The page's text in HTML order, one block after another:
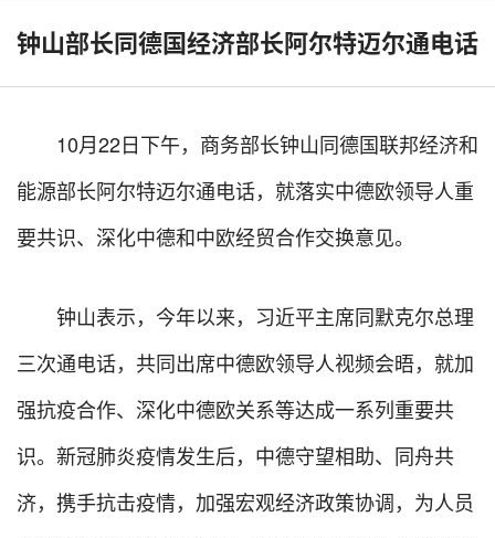
钟山部长同德国经济部长阿尔特迈尔通电话
10月22日下午，商务部长钟山同德国联邦经济和
能源部长阿尔特迈尔通电话，就落实中德欧领导人重
要共识、深化中德和中欧经贸合作交换意见。
钟山表示，今年以来，习近平主席同默克尔总理
三次通电话，共同出席中德欧领导人视频会晤，就加
强抗疫合作、深化中德欧关系等达成一系列重要共
识。新冠肺炎疫情发生后，中德守望相助、同舟共
济，携手抗击疫情，加强宏观经济政策协调，为人员